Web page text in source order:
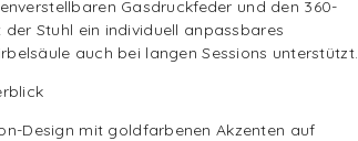
Gasdruckfeder und den 360-
Stuhl ein individuell anpassbares
auch bei langen Sessions unterstützt.
Design mit goldfarbenen Akzenten auf